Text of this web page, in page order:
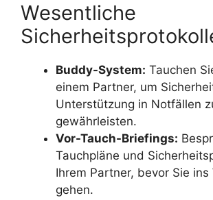
Wesentliche
Buddy-System: Tauchen
einem Partner, um
Unterstützung in Notfällen
gewährleisten.
Vor-Tauch-Briefings:
Tauchpläne und
Ihrem Partner, bevor Sie ins
gehen.